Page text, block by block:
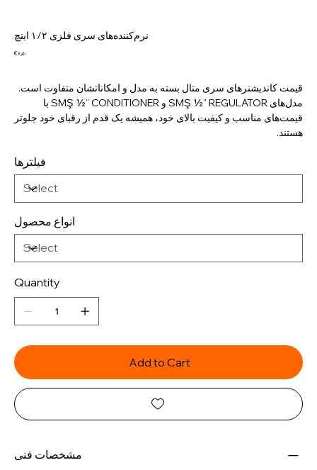
نرم‌کننده‌های سری فلزی ۱/۲ اینچ
Price
€ ۶٫۵۰
قیمت کاندیشنرهای سری متال بسته به مدل و امکاناتشان متفاوت است.
مدل‌های SMŞ ½” REGULATOR و SMŞ ½” CONDITIONER با
قیمت‌های مناسب و کیفیت بالای خود، همیشه یک قدم از رقبای خود جلوتر
هستند.
فیلترها
انواع محصول
Quantity
Add to Cart
مشخصات فنی